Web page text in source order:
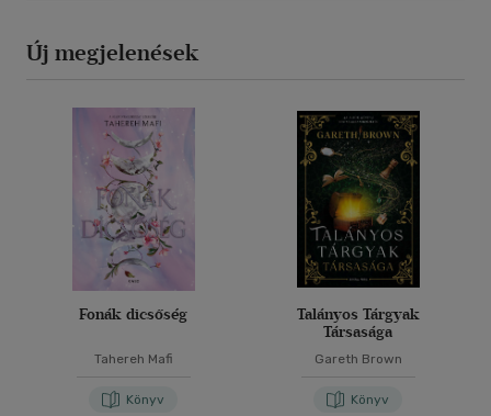
Új megjelenések
Fonák dicsőség
Tahereh Mafi
Könyv
Talányos Tárgyak
Társasága
Gareth Brown
Könyv